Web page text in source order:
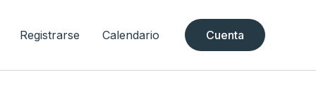
Registrarse Calendario Cuenta